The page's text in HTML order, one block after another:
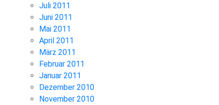
Juli 2011
Juni 2011
Mai 2011
April 2011
März 2011
Februar 2011
Januar 2011
Dezember 2010
November 2010